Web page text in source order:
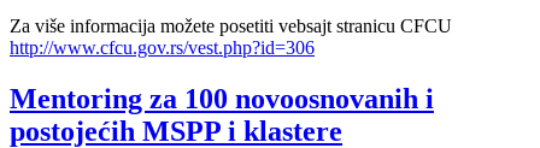
Za više informacija možete posetiti vebsajt stranicu CFCU
http://www.cfcu.gov.rs/vest.php?id=306
Mentoring za 100 novoosnovanih i
postojećih MSPP i klastere